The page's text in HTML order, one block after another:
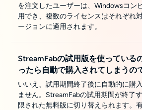
を注文したユーザーは、Windowsコン
用でき、複数のライセンスはそれぞれ
ージョンに適用されます。
StreamFabの試用版を使っている
ったら自動で購入されてしまうの
いいえ、試用期間終了後に自動的に購
ません。StreamFabの試用期間が終了
限された無料版に切り替えられます。